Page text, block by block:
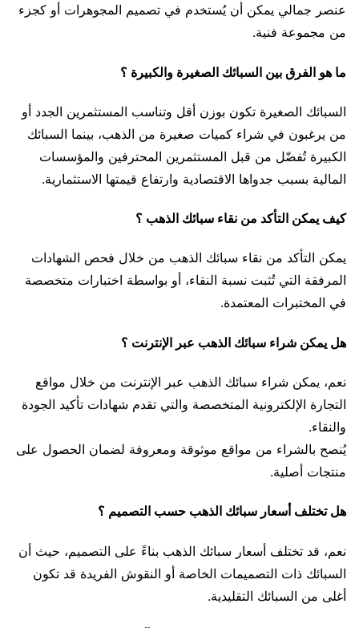
عنصر جمالي يمكن أن يُستخدم في تصميم المجوهرات أو كجزء
من مجموعة فنية.
ما هو الفرق بين السبائك الصغيرة والكبيرة ؟
السبائك الصغيرة تكون بوزن أقل وتناسب المستثمرين الجدد أو
من يرغبون في شراء كميات صغيرة من الذهب، بينما السبائك
الكبيرة تُفضّل من قبل المستثمرين المحترفين والمؤسسات
المالية بسبب جدواها الاقتصادية وارتفاع قيمتها الاستثمارية.
كيف يمكن التأكد من نقاء سبائك الذهب ؟
يمكن التأكد من نقاء سبائك الذهب من خلال فحص الشهادات
المرفقة التي تُثبت نسبة النقاء، أو بواسطة اختبارات متخصصة
في المختبرات المعتمدة.
هل يمكن شراء سبائك الذهب عبر الإنترنت ؟
نعم، يمكن شراء سبائك الذهب عبر الإنترنت من خلال مواقع
التجارة الإلكترونية المتخصصة والتي تقدم شهادات تأكيد الجودة
والنقاء.
يُنصح بالشراء من مواقع موثوقة ومعروفة لضمان الحصول على
منتجات أصلية.
هل تختلف أسعار سبائك الذهب حسب التصميم ؟
نعم، قد تختلف أسعار سبائك الذهب بناءً على التصميم، حيث أن
السبائك ذات التصميمات الخاصة أو النقوش الفريدة قد تكون
أغلى من السبائك التقليدية.